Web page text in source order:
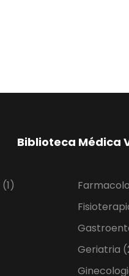
Biblioteca Médica
(1)
Geriatria